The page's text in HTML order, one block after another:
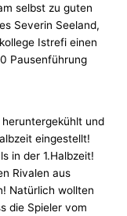
selbst zu guten
Severin Seeland,
Istrefi einen
Pausenführung
und
eingestellt!
in der 1.Halbzeit!
Rivalen aus
Natürlich wollten
die Spieler vom